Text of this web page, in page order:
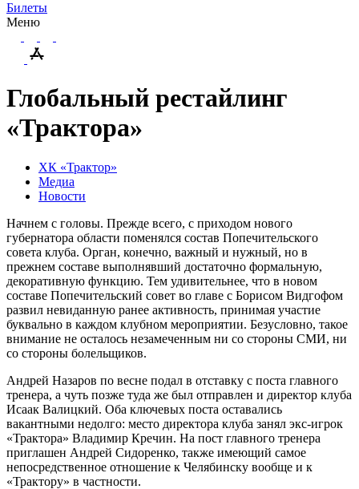
Билеты
Меню
Глобальный рестайлинг
«Трактора»
ХК «Трактор»
Медиа
Новости
Начнем с головы. Прежде всего, с приходом нового
губернатора области поменялся состав Попечительского
совета клуба. Орган, конечно, важный и нужный, но в
прежнем составе выполнявший достаточно формальную,
декоративную функцию. Тем удивительнее, что в новом
составе Попечительский совет во главе с Борисом Видгофом
развил невиданную ранее активность, принимая участие
буквально в каждом клубном мероприятии. Безусловно, такое
внимание не осталось незамеченным ни со стороны СМИ, ни
со стороны болельщиков.
Андрей Назаров по весне подал в отставку с поста главного
тренера, а чуть позже туда же был отправлен и директор клуба
Исаак Валицкий. Оба ключевых поста оставались
вакантными недолго: место директора клуба занял экс-игрок
«Трактора» Владимир Кречин. На пост главного тренера
приглашен Андрей Сидоренко, также имеющий самое
непосредственное отношение к Челябинску вообще и к
«Трактору» в частности.